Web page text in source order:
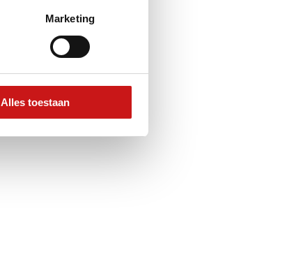
Marketing
Alles toestaan